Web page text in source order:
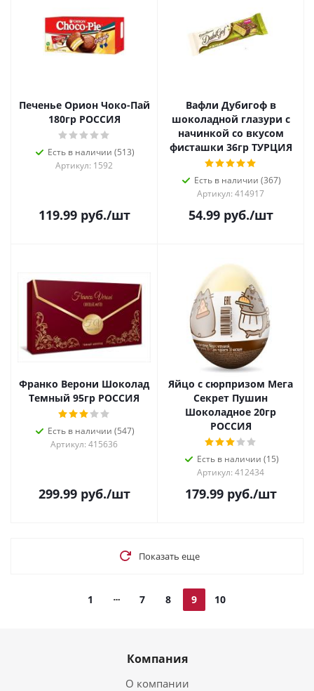
Печенье Орион Чоко-Пай
180гр РОССИЯ
Есть в наличии (513)
Артикул: 1592
119.99руб./шт
Вафли Дубигоф в
шоколадной глазури с
начинкой со вкусом
фисташки 36гр ТУРЦИЯ
Есть в наличии (367)
Артикул: 414917
54.99руб./шт
Франко Верони Шоколад
Темный 95гр РОССИЯ
Есть в наличии (547)
Артикул: 415636
299.99руб./шт
Яйцо с сюрпризом Мега
Секрет Пушин
Шоколадное 20гр
РОССИЯ
Есть в наличии (15)
Артикул: 412434
179.99руб./шт
Показать еще
1 7 8 9 10
Компания
О компании